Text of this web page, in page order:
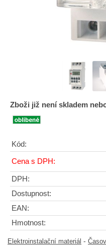
Zboži již není skladem
Kód:
Cena s DPH:
DPH:
Dostupnost:
EAN:
Hmotnost:
Elektroinstalační materiál -